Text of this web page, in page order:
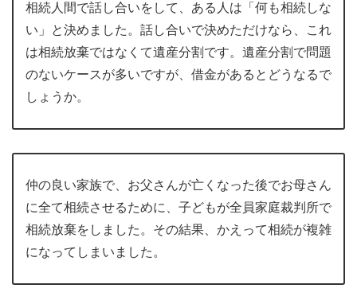
相続人間で話し合いをして、ある人は「何も相続しな
い」と決めました。話し合いで決めただけなら、これ
は相続放棄ではなくて遺産分割です。遺産分割で問題
のないケースが多いですが、借金があるとどうなるで
しょうか。
仲の良い家族で、お父さんが亡くなった後でお母さん
に全て相続させるために、子どもが全員家庭裁判所で
相続放棄をしました。その結果、かえって相続が複雑
になってしまいました。